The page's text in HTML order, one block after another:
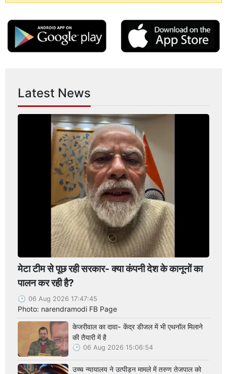
Latest News
मेटा टीम से पूछ रही सरकार- क्या कंपनी देश के कानूनों का
पालन कर रही है?
06 Aug 2026 17:47:45
Photo: narendramodi FB Page
केजरीवाल का दावा- केंद्र डीजल में भी एथनॉल मिलाने
की तैयारी में है
06 Aug 2026 15:06:54
उच्च न्यायालय ने उत्पीड़न मामले में तरुण तेजपाल को